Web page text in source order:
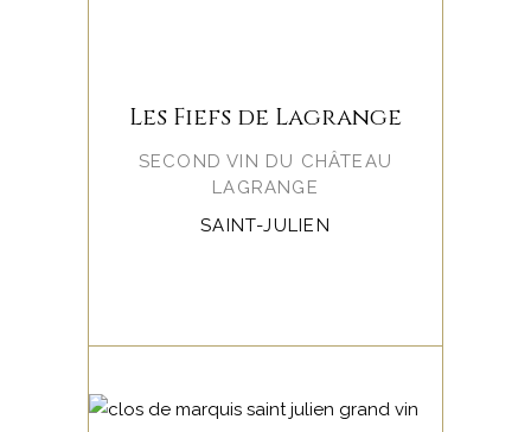
Les Fiefs de Lagrange
SECOND VIN DU CHÂTEAU
LAGRANGE
SAINT-JULIEN